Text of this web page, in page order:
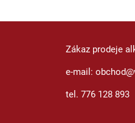
Zákaz prodeje
e-mail:
tel. 776 128 893